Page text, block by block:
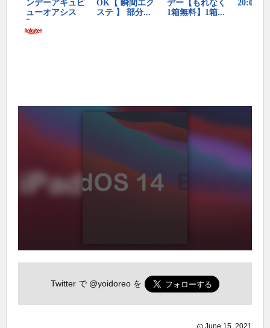
Twitter で @yoidoreo を
June 15 2021